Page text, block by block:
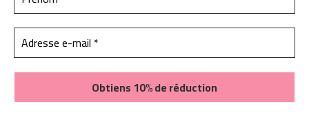
les téléchargements, sentez vous libre de me contacter par
mail. Je serais ravie de pouvoir vous aider